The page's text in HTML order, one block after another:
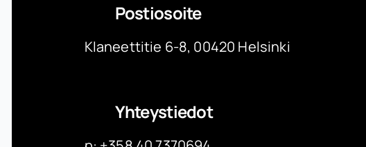
Postiosoite
Klaneettitie 6-8, 00420 Helsinki
Yhteystiedot